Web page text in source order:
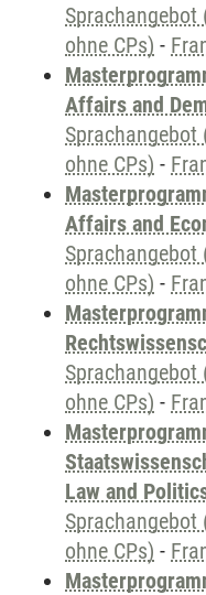
Sprachangebot
ohne CPs) -
Affairs and
Sprachangebot
ohne CPs) -
Affairs and
Sprachangebot
ohne CPs) -
Sprachangebot
ohne CPs) -
Law and
Sprachangebot
ohne CPs) -